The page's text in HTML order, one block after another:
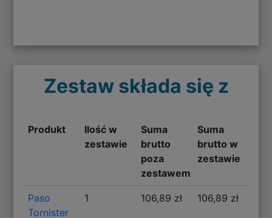
Zestaw składa się z
Produkt
Ilość w
zestawie
Suma
brutto
poza
zestawem
Suma
brutto w
zestawie
Paso
Tornister
1 106,89 zł 106,89 zł